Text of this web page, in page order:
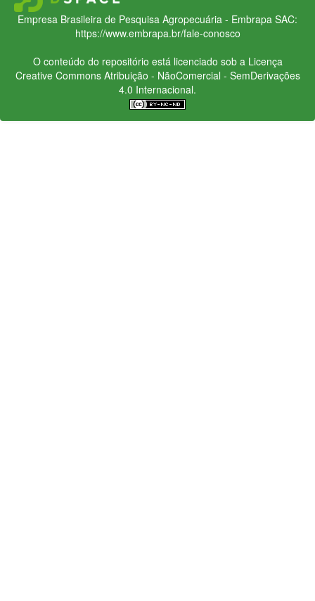
Empresa Brasileira de Pesquisa Agropecuária - Embrapa SAC:
https://www.embrapa.br/fale-conosco
O conteúdo do repositório está licenciado sob a Licença
Creative CommonsAtribuição - NãoComercial - SemDerivações
4.0 Internacional.